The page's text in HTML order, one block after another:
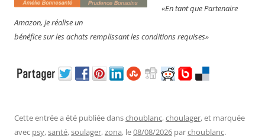
«En tant que Partenaire
Amazon, je réalise un
bénéfice sur les achats remplissant les conditions requises»
Cette entrée a été publiée danschoublanc,choulager, et marquée
avec psy,santé,soulager,zona, le08/08/2026 parchoublanc.